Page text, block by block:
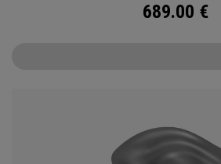
689.00 €